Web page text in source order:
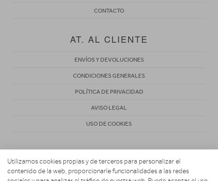
CONTACTO
AT. AL CLIENTE
ENVÍOS Y DEVOLUCIONES
CONDICIONES GENERALES
POLÍTICA DE PRIVACIDAD
AVISO LEGAL
USO DE COOKIES
Utilizamos cookies propias y de terceros para personalizar el
contenido de la web, proporcionarle funcionalidades a las redes